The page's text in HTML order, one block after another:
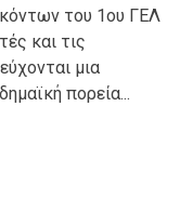
του 1ου ΓΕΛ
και τις
μια
πορεία...